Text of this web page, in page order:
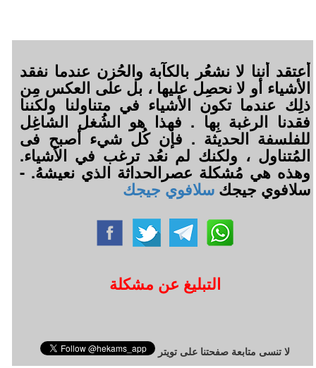
أعتقد أننا لا نشعُر بالكآبة والحُزن عندما نفقد
الأشياء أو لا نحصِل عليها ، بل على العكس مِن
ذلِك عندما تكون الأشياء في متناولنا ولكننا
فقدنا الرغبة بِها . فهذا هو الشُغل الشاغِل
للفلسفة الحديثة . فإن كُل شيء أصبح فى
المُتناول ، ولكنك لم نعُد ترغب في الأشياء.
وهذه هي مُشكلة عصرالحداثة الذي نعيشهُ. -
سلافوي جيجكسلافوي جيجك
التبليغ عن مشكلة
لا تنسى متابعة صفحتنا على تويتر